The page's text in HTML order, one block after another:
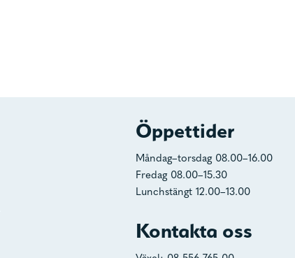
Öppettider
Måndag–torsdag 08.00–16.00
Fredag 08.00–15.30
Lunchstängt 12.00–13.00
Kontakta oss